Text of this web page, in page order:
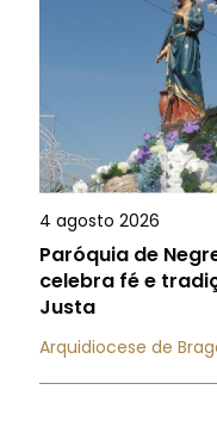
4 agosto 2026
Paróquia de
celebra fé e
Justa
Arquidiocese de